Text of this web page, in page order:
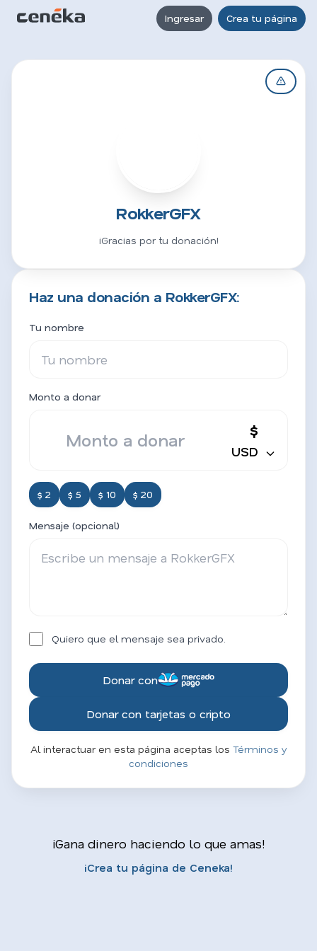
Ingresar Crea tu página
RokkerGFX
¡Gracias por tu donación!
Haz una donación a RokkerGFX:
Tu nombre
Monto a donar
$
USD
$ 2 $ 5 $ 10 $ 20
Mensaje (opcional)
Quiero que el mensaje sea privado.
Donar con
Donar con tarjetas o cripto
Al interactuar en esta página aceptas los Términos y
condiciones
¡Gana dinero haciendo lo que amas!
¡Crea tu página de Ceneka!